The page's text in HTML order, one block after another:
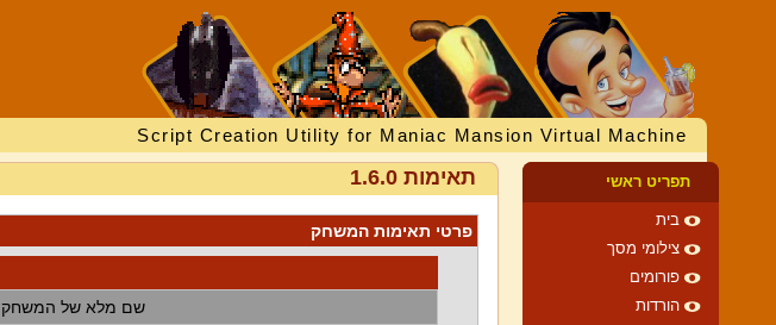
Script Creation Utility for Maniac Mansion Virtual Machine
תאימות 1.6.0
פרטי תאימות המשחק
שם מלא של המשחק
תפריט ראשי
בית
צילומי מסך
פורומים
הורדות